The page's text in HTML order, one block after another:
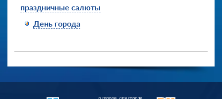
праздничные салюты
День города